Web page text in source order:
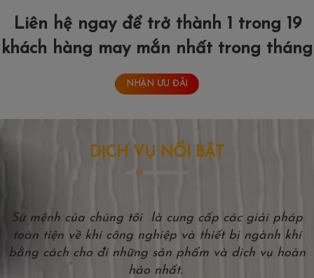
Liên hệ ngay để trở thành 1 trong 19
khách hàng may mắn nhất trong tháng
NHẬN ƯU ĐÃI
DỊCH VỤ NỔI BẬT
`
Sứ mệnh của chúng tôi là cung cấp các giải pháp
toàn tiện về khí công nghiệp và thiết bị ngành khí
bằng cách cho đi những sản phẩm và dịch vụ hoàn
hảo nhất.